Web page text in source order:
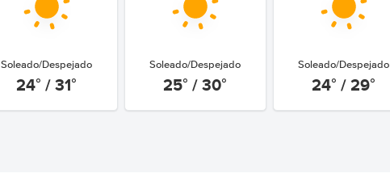
Soleado/Despejado
24° / 31°
Soleado/Despejado
25° / 30°
Soleado/Despejado
24° / 29°